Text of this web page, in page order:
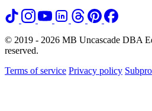
© 2019 - 2026 MB Uncascade DBA
reserved.
Terms of service Privacy policy